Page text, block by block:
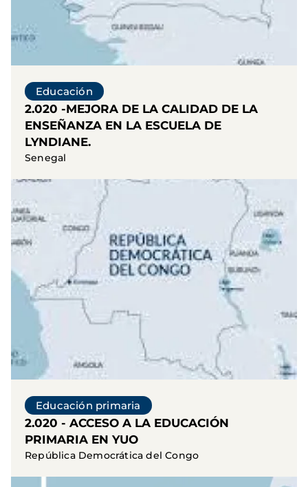
Educación
2.020 -MEJORA DE LA CALIDAD DE LA
ENSEÑANZA EN LA ESCUELA DE
LYNDIANE.
Senegal
Educación primaria
2.020 - ACCESO A LA EDUCACIÓN
PRIMARIA EN YUO
República Democrática del Congo